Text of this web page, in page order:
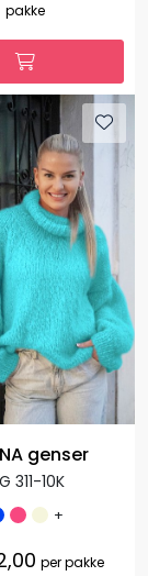
pakke
genser
311-10K
+
per pakke